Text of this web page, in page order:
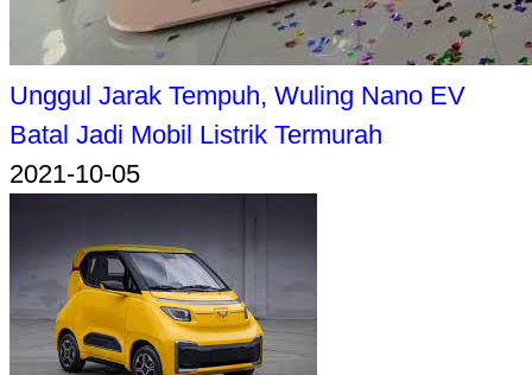
Unggul Jarak Tempuh, Wuling Nano EV
Batal Jadi Mobil Listrik Termurah
2021-10-05